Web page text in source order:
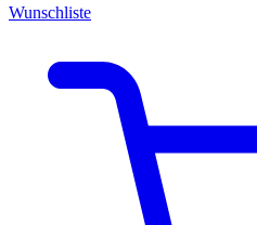
Wunschliste